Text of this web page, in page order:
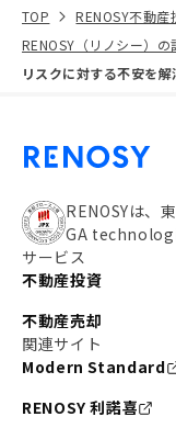
TOP RENOSY不動産
RENOSY（リノシー）の
リスクに対する不安を解
RENOSYは、
GA
サービス
不動産投資
不動産売却
関連サイト
Modern Standard
RENOSY 利諾喜